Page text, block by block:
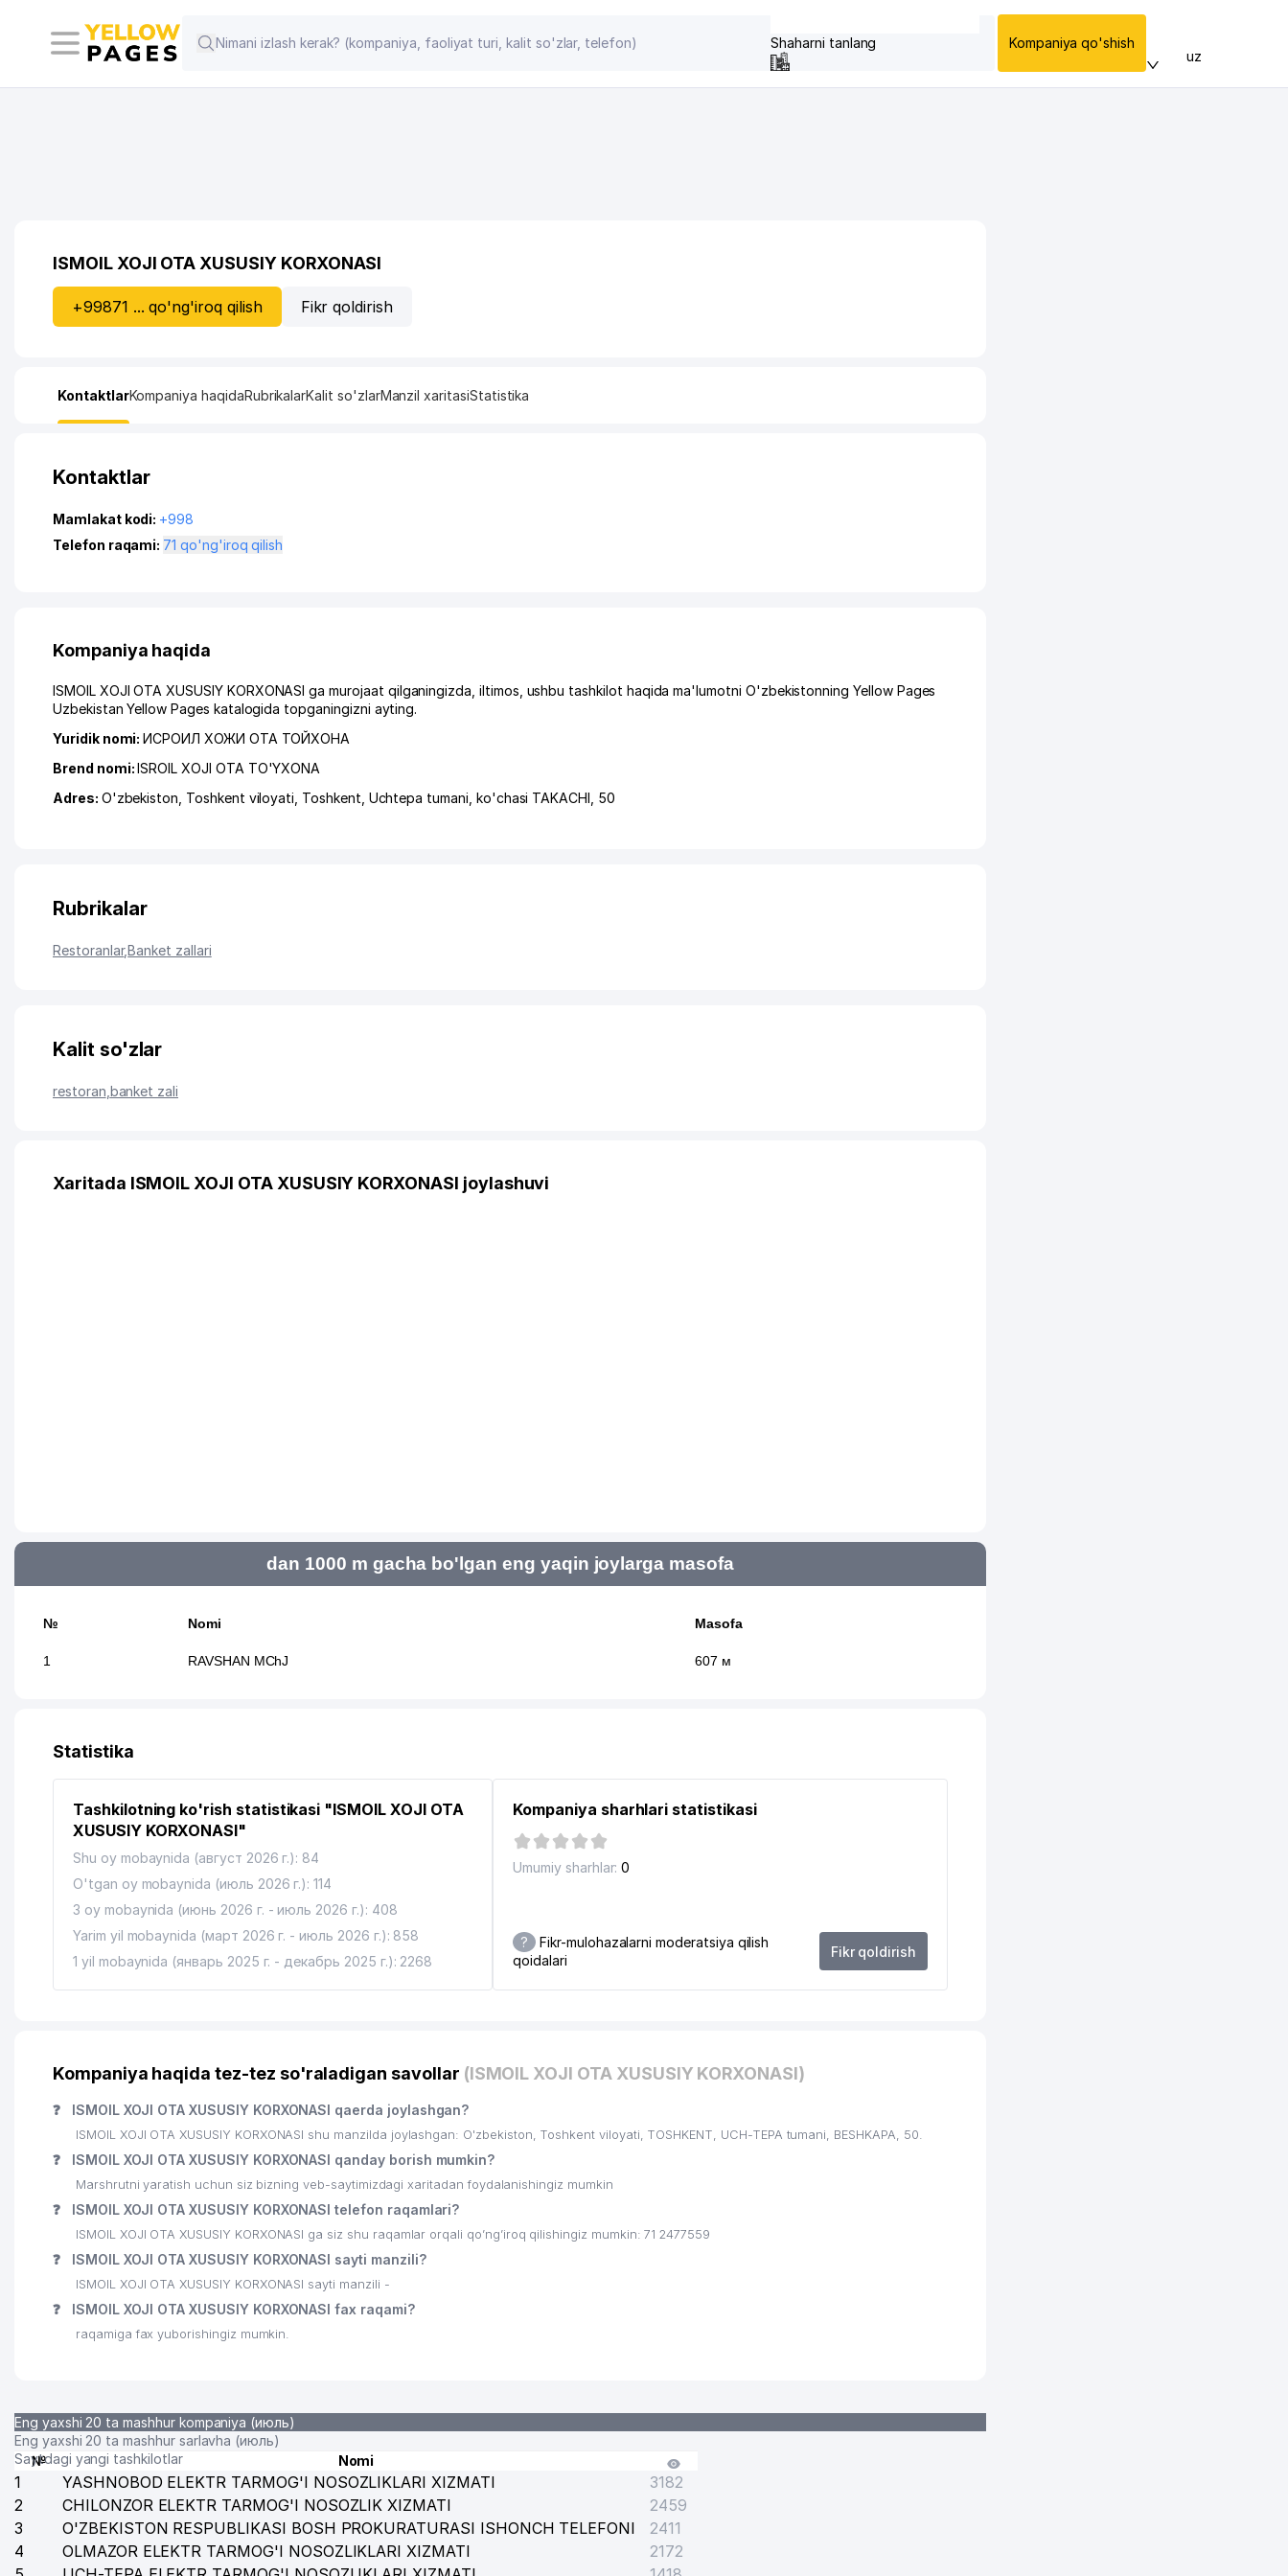
Shaharni tanlang Kompaniya qo'shish
uz
ISMOIL XOJI OTA XUSUSIY KORXONASI
+99871 ... qo'ng'iroq qilish Fikr qoldirish
KontaktlarKompaniya haqidaRubrikalarKalit so'zlarManzil xaritasiStatistika
Kontaktlar
Mamlakat kodi: +998
Telefon raqami:
71 qo'ng'iroq qilish
Kompaniya haqida
ISMOIL XOJI OTA XUSUSIY KORXONASI ga murojaat qilganingizda, iltimos, ushbu tashkilot haqida ma'lumotni O'zbekistonning Yellow Pages
Uzbekistan Yellow Pages katalogida topganingizni ayting.
Yuridik nomi:ИСРОИЛ ХОЖИ ОТА ТОЙХОНА
Brend nomi:ISROIL XOJI OTA TO'YXONA
Adres: O'zbekiston, Toshkent viloyati Toshkent Uchtepa tumani ko'chasi TAKACHI , 50
Rubrikalar
Restoranlar,Banket zallari
Kalit so'zlar
restoran banket zali
Xaritada ISMOIL XOJI OTA XUSUSIY KORXONASI joylashuvi
dan 1000 m gacha bo'lgan eng yaqin joylarga masofa
№ Nomi Masofa
1 RAVSHAN MChJ 607 м
Statistika
Tashkilotning ko'rish statistikasi "ISMOIL XOJI OTA
XUSUSIY KORXONASI"
Shu oy mobaynida (август 2026 г.): 84
O'tgan oy mobaynida (июль 2026 г.): 114
3 oy mobaynida (июнь 2026 г. - июль 2026 г.): 408
Yarim yil mobaynida (март 2026 г. - июль 2026 г.): 858
1 yil mobaynida (январь 2025 г. - декабрь 2025 г.): 2268
Kompaniya sharhlari statistikasi
Umumiy sharhlar: 0
?
Fikr-mulohazalarni moderatsiya qilish
qoidalari
Fikr qoldirish
Kompaniya haqida tez-tez so'raladigan savollar (ISMOIL XOJI OTA XUSUSIY KORXONASI)
❓ ISMOIL XOJI OTA XUSUSIY KORXONASI qaerda joylashgan?
ISMOIL XOJI OTA XUSUSIY KORXONASI shu manzilda joylashgan: O'zbekiston, Toshkent viloyati, TOSHKENT, UCH-TEPA tumani, BESHKAPA, 50.
❓ ISMOIL XOJI OTA XUSUSIY KORXONASI qanday borish mumkin?
Marshrutni yaratish uchun siz bizning veb-saytimizdagi xaritadan foydalanishingiz mumkin
❓ ISMOIL XOJI OTA XUSUSIY KORXONASI telefon raqamlari?
ISMOIL XOJI OTA XUSUSIY KORXONASI ga siz shu raqamlar orqali qo’ng’iroq qilishingiz mumkin: 71 2477559
❓ ISMOIL XOJI OTA XUSUSIY KORXONASI sayti manzili?
ISMOIL XOJI OTA XUSUSIY KORXONASI sayti manzili -
❓ ISMOIL XOJI OTA XUSUSIY KORXONASI fax raqami?
raqamiga fax yuborishingiz mumkin.
Eng yaxshi 20 ta mashhur kompaniya (июль)
Eng yaxshi 20 ta mashhur sarlavha (июль)
Saytdagi yangi tashkilotlar
№ Nomi
1 YASHNOBOD ELEKTR TARMOG'I NOSOZLIKLARI XIZMATI
3182
2
CHILONZOR ELEKTR TARMOG'I NOSOZLIK XIZMATI
2459
3
O'ZBEKISTON RESPUBLIKASI BOSH PROKURATURASI ISHONCH TELEFONI
2411
4
OLMAZOR ELEKTR TARMOG'I NOSOZLIKLARI XIZMATI
2172